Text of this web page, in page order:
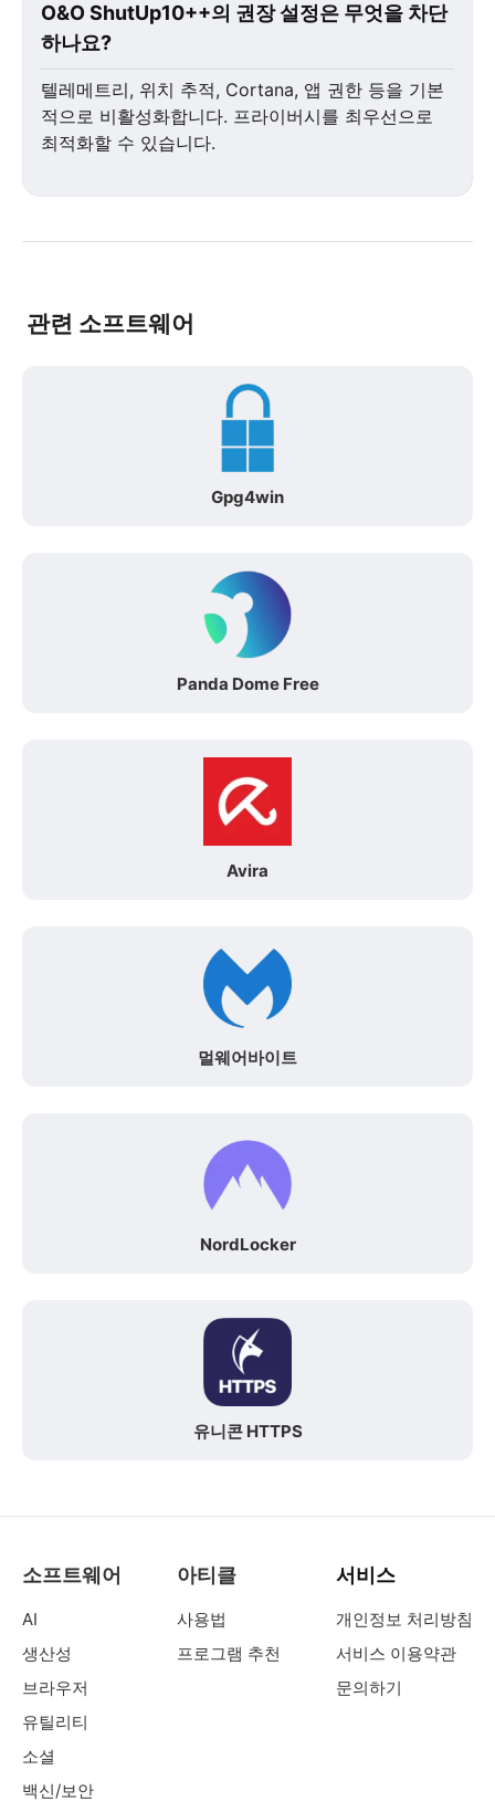
O&O ShutUp10++의 권장 설정은 무엇을 차단
하나요?
텔레메트리, 위치 추적, Cortana, 앱 권한 등을 기본
적으로 비활성화합니다. 프라이버시를 최우선으로
최적화할 수 있습니다.
관련 소프트웨어
Gpg4win
Panda Dome Free
Avira
멀웨어바이트
NordLocker
유니콘 HTTPS
소프트웨어
AI
생산성
브라우저
유틸리티
소셜
백신/보안
아티클
사용법
프로그램 추천
서비스
개인정보 처리방침
서비스 이용약관
문의하기